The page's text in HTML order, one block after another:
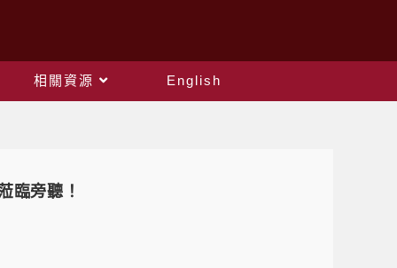
相關資源 English
臨旁聽！